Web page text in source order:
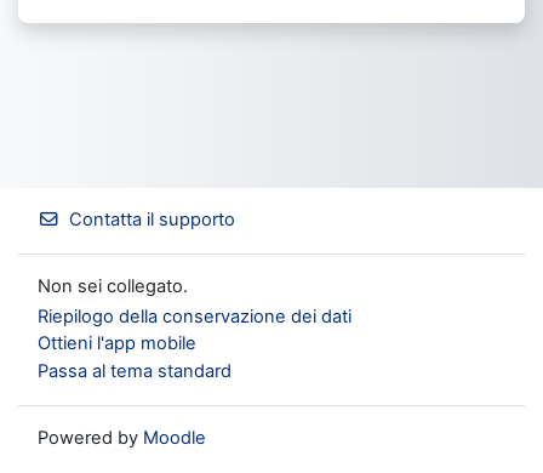
Contatta il supporto
Non sei collegato.
Riepilogo della conservazione dei dati
Ottieni l'app mobile
Passa al tema standard
Powered by Moodle